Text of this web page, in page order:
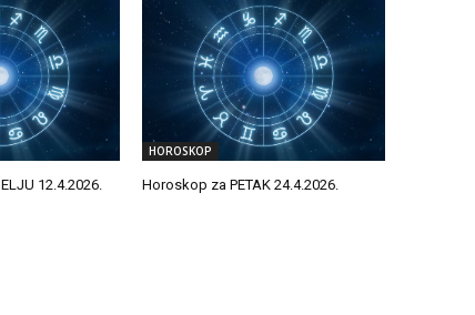
12.4.2026.
HOROSKOP
Horoskop za PETAK 24.4.2026.